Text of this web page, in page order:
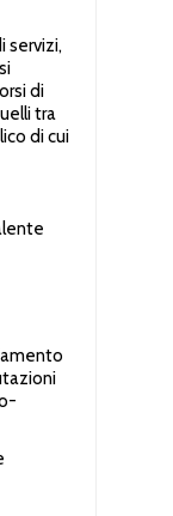
servizi,
di
tra
di cui